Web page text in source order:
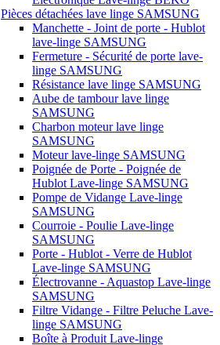
Pièces détachées lave linge SAMSUNG
Manchette - Joint de porte - Hublot
lave-linge SAMSUNG
Fermeture - Sécurité de porte lave-
linge SAMSUNG
Résistance lave linge SAMSUNG
Aube de tambour lave linge
SAMSUNG
Charbon moteur lave linge
SAMSUNG
Moteur lave-linge SAMSUNG
Poignée de Porte - Poignée de
Hublot Lave-linge SAMSUNG
Pompe de Vidange Lave-linge
SAMSUNG
Courroie - Poulie Lave-linge
SAMSUNG
Porte - Hublot - Verre de Hublot
Lave-linge SAMSUNG
Électrovanne - Aquastop Lave-linge
SAMSUNG
Filtre Vidange - Filtre Peluche Lave-
linge SAMSUNG
Boîte à Produit Lave-linge